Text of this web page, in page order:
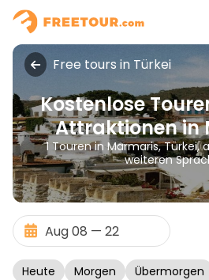
Free tours in Türkei
Kostenlose
Attraktionen in
1 Touren in Marmaris, Türkei,
weiteren
Heute Morgen Übermorgen